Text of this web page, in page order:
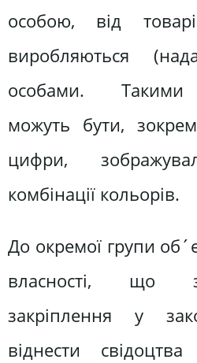
особою, від
виробляються
особами. Такими
можуть бути,
цифри,
комбінації кольорів.
До окремої групи
власності, що
закріплення у
віднести